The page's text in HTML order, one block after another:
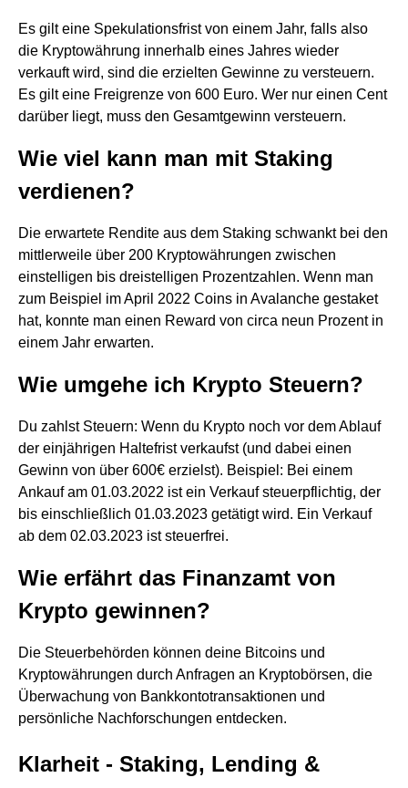
Es gilt eine Spekulationsfrist von einem Jahr, falls also
die Kryptowährung innerhalb eines Jahres wieder
verkauft wird, sind die erzielten Gewinne zu versteuern.
Es gilt eine Freigrenze von 600 Euro. Wer nur einen Cent
darüber liegt, muss den Gesamtgewinn versteuern.
Wie viel kann man mit Staking
verdienen?
Die erwartete Rendite aus dem Staking schwankt bei den
mittlerweile über 200 Kryptowährungen zwischen
einstelligen bis dreistelligen Prozentzahlen. Wenn man
zum Beispiel im April 2022 Coins in Avalanche gestaket
hat, konnte man einen Reward von circa neun Prozent in
einem Jahr erwarten.
Wie umgehe ich Krypto Steuern?
Du zahlst Steuern: Wenn du Krypto noch vor dem Ablauf
der einjährigen Haltefrist verkaufst (und dabei einen
Gewinn von über 600€ erzielst). Beispiel: Bei einem
Ankauf am 01.03.2022 ist ein Verkauf steuerpflichtig, der
bis einschließlich 01.03.2023 getätigt wird. Ein Verkauf
ab dem 02.03.2023 ist steuerfrei.
Wie erfährt das Finanzamt von
Krypto gewinnen?
Die Steuerbehörden können deine Bitcoins und
Kryptowährungen durch Anfragen an Kryptobörsen, die
Überwachung von Bankkontotransaktionen und
persönliche Nachforschungen entdecken.
Klarheit - Staking, Lending &